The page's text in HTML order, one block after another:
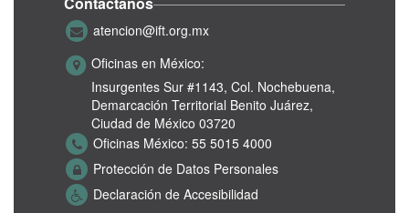
atencion@ift.org.mx
Oficinas en México:
Insurgentes Sur #1143, Col. Nochebuena,
Demarcación Territorial Benito Juárez,
Ciudad de México 03720
Oficinas México: 55 5015 4000
Protección de Datos Personales
Declaración de Accesibilidad